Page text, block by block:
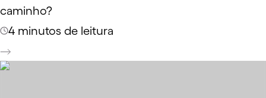
caminho?
4 minutos de leitura